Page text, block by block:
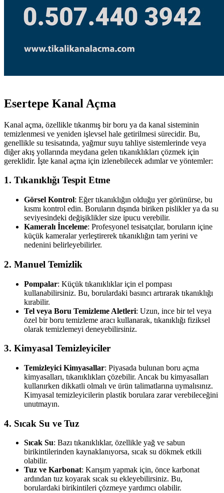
Esertepe Kanal Açma
Kanal açma, özellikle tıkanmış bir boru ya da kanal sisteminin
temizlenmesi ve yeniden işlevsel hale getirilmesi sürecidir. Bu,
genellikle su tesisatında, yağmur suyu tahliye sistemlerinde veya
diğer akış yollarında meydana gelen tıkanıklıkları çözmek için
gereklidir. İşte kanal açma için izlenebilecek adımlar ve yöntemler:
1. Tıkanıklığı Tespit Etme
Görsel Kontrol: Eğer tıkanıklığın olduğu yer görünürse, bu
kısmı kontrol edin. Boruların dışında biriken pislikler ya da su
seviyesindeki değişiklikler size ipucu verebilir.
Kameralı İnceleme: Profesyonel tesisatçılar, boruların içine
küçük kameralar yerleştirerek tıkanıklığın tam yerini ve
nedenini belirleyebilirler.
2. Manuel Temizlik
Pompalar: Küçük tıkanıklıklar için el pompası
kullanabilirsiniz. Bu, borulardaki basıncı artırarak tıkanıklığı
kırabilir.
Tel veya Boru Temizleme Aletleri: Uzun, ince bir tel veya
özel bir boru temizleme aracı kullanarak, tıkanıklığı fiziksel
olarak temizlemeyi deneyebilirsiniz.
3. Kimyasal Temizleyiciler
Temizleyici Kimyasallar: Piyasada bulunan boru açma
kimyasalları, tıkanıklıkları çözebilir. Ancak bu kimyasalları
kullanırken dikkatli olmalı ve ürün talimatlarına uymalısınız.
Kimyasal temizleyicilerin plastik borulara zarar verebileceğini
unutmayın.
4. Sıcak Su ve Tuz
Sıcak Su: Bazı tıkanıklıklar, özellikle yağ ve sabun
birikintilerinden kaynaklanıyorsa, sıcak su dökmek etkili
olabilir.
Tuz ve Karbonat: Karışım yapmak için, önce karbonat
ardından tuz koyarak sıcak su ekleyebilirsiniz. Bu,
borulardaki birikintileri çözmeye yardımcı olabilir.